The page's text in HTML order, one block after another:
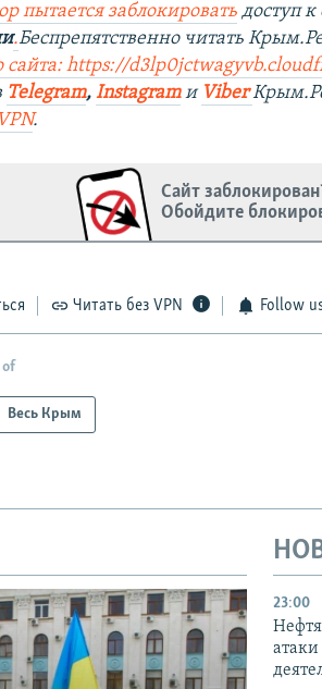
пытается заблокировать доступ к
.Беспрепятственно читать
сайта: https://
Telegram,Instagramи Viber
.
Сайт
Обойдите
Читать без VPN Follow
of
Весь Крым
23:00
атаки